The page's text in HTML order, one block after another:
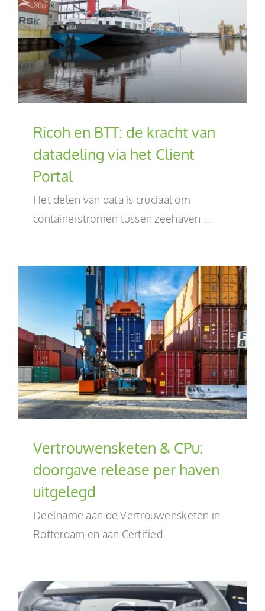
Ricoh en BTT: de kracht van
datadeling via het Client
Portal
Het delen van data is cruciaal om
containerstromen tussen zeehaven ...
Vertrouwensketen & CPu:
doorgave release per haven
uitgelegd
Deelname aan de Vertrouwensketen in
Rotterdam en aan Certified ...